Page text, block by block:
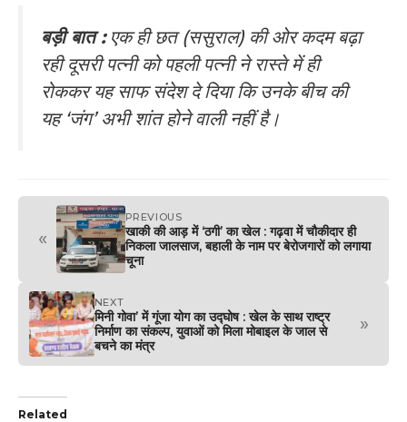
बड़ी बात :एक ही छत (ससुराल) की ओर कदम बढ़ा
रही दूसरी पत्नी को पहली पत्नी ने रास्ते में ही
रोककर यह साफ संदेश दे दिया कि उनके बीच की
यह ‘जंग’ अभी शांत होने वाली नहीं है।
«
PREVIOUS
खाकी की आड़ में ‘ठगी’ का खेल : गढ़वा में चौकीदार ही
निकला जालसाज, बहाली के नाम पर बेरोजगारों को लगाया
चूना
NEXT
मिनी गोवा’ में गूंजा योग का उद्घोष : खेल के साथ राष्ट्र
निर्माण का संकल्प, युवाओं को मिला मोबाइल के जाल से
बचने का मंत्र
»
Related